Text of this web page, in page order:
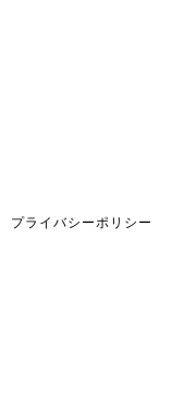
プライバシーポリシー